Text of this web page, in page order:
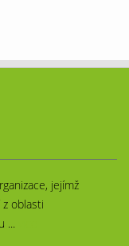
jejímž
oblasti
...